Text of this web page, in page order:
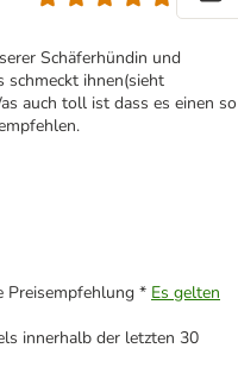
Schäferhündin und
schmeckt ihnen(sieht
auch toll ist dass es einen so
Preisempfehlung * Es gelten
innerhalb der letzten 30